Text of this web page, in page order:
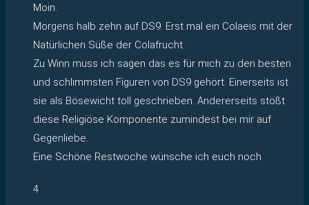
Moin.
Morgens halb zehn auf DS9. Erst mal ein Colaeis mit der
Natürlichen Süße der Colafrucht.
Zu Winn muss ich sagen das es für mich zu den besten
und schlimmsten Figuren von DS9 gehört. Einerseits ist
sie als Bösewicht toll geschrieben. Andererseits stößt
diese Religiöse Komponente zumindest bei mir auf
Gegenliebe.
Eine Schöne Restwoche wünsche ich euch noch
4